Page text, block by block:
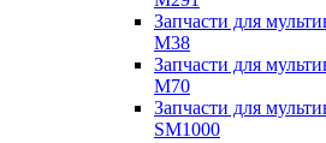
Запчасти для
M38
Запчасти для
M70
Запчасти для
SM1000